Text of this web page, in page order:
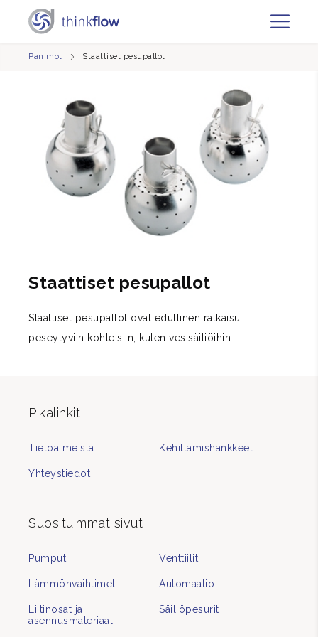
Panimot Staattiset pesupallot
Staattiset pesupallot
Staattiset pesupallot ovat edullinen ratkaisu
peseytyviin kohteisiin, kuten vesisäiliöihin.
Pikalinkit
Tietoa meistä Kehittämishankkeet
Yhteystiedot
Suosituimmat sivut
Pumput Venttiilit
Lämmönvaihtimet Automaatio
Liitinosat ja
asennusmateriaali
Säiliöpesurit